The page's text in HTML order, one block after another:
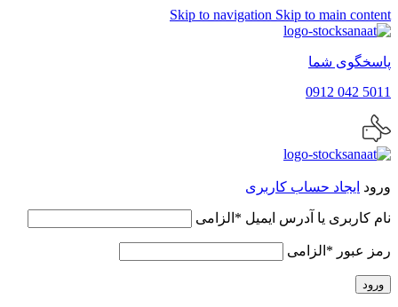
Skip to navigation Skip to main content
پاسخگوی شما
5011 042 0912
ورود ایجاد حساب کاربری
نام کاربری یا آدرس ایمیل * الزامی
رمز عبور * الزامی
ورود